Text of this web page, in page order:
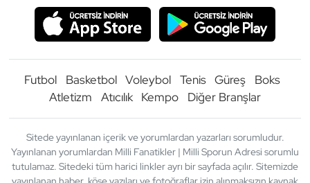
Futbol Basketbol Voleybol Tenis Güreş
Boks
Atletizm
Atıcılık Kempo Diğer Branşlar
Sitede yayınlanan içerik ve yorumlardan yazarları sorumludur.
Yayınlanan yorumlardan Milli Fanatikler | Milli Sporun Adresi sorumlu
tutulamaz. Sitedeki tüm harici linkler ayrı bir sayfada açılır. Sitemizde